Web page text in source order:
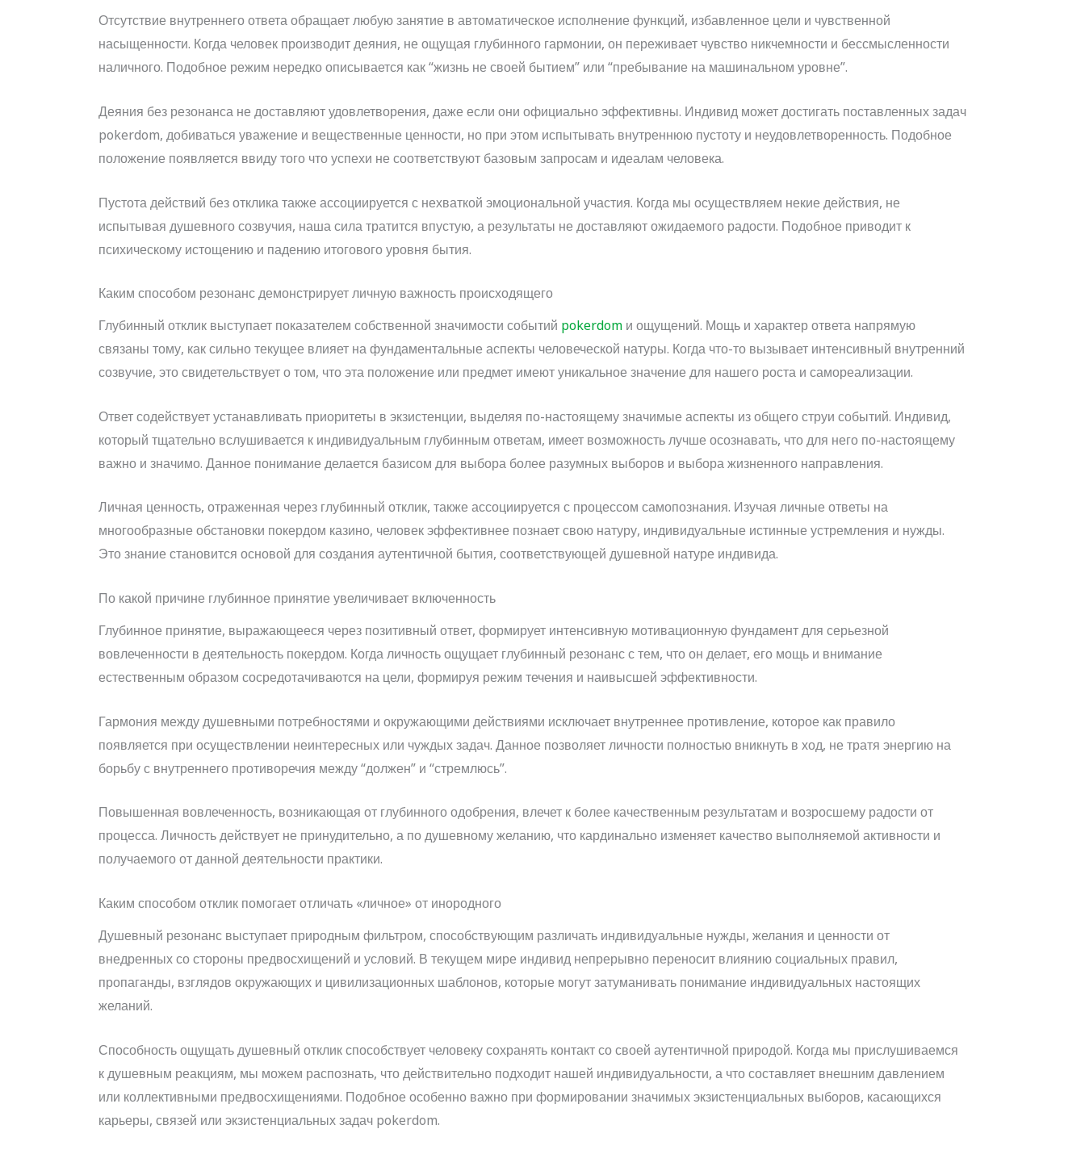
Отсутствие внутреннего ответа обращает любую занятие в автоматическое исполнение функций, избавленное цели и чувственной
насыщенности. Когда человек производит деяния, не ощущая глубинного гармонии, он переживает чувство никчемности и бессмысленности
наличного. Подобное режим нередко описывается как “жизнь не своей бытием” или “пребывание на машинальном уровне”.
Деяния без резонанса не доставляют удовлетворения, даже если они официально эффективны. Индивид может достигать поставленных задач
pokerdom, добиваться уважение и вещественные ценности, но при этом испытывать внутреннюю пустоту и неудовлетворенность. Подобное
положение появляется ввиду того что успехи не соответствуют базовым запросам и идеалам человека.
Пустота действий без отклика также ассоциируется с нехваткой эмоциональной участия. Когда мы осуществляем некие действия, не
испытывая душевного созвучия, наша сила тратится впустую, а результаты не доставляют ожидаемого радости. Подобное приводит к
психическому истощению и падению итогового уровня бытия.
Каким способом резонанс демонстрирует личную важность происходящего
Глубинный отклик выступает показателем собственной значимости событий pokerdom и ощущений. Мощь и характер ответа напрямую
связаны тому, как сильно текущее влияет на фундаментальные аспекты человеческой натуры. Когда что-то вызывает интенсивный внутренний
созвучие, это свидетельствует о том, что эта положение или предмет имеют уникальное значение для нашего роста и самореализации.
Ответ содействует устанавливать приоритеты в экзистенции, выделяя по-настоящему значимые аспекты из общего струи событий. Индивид,
который тщательно вслушивается к индивидуальным глубинным ответам, имеет возможность лучше осознавать, что для него по-настоящему
важно и значимо. Данное понимание делается базисом для выбора более разумных выборов и выбора жизненного направления.
Личная ценность, отраженная через глубинный отклик, также ассоциируется с процессом самопознания. Изучая личные ответы на
многообразные обстановки покердом казино, человек эффективнее познает свою натуру, индивидуальные истинные устремления и нужды.
Это знание становится основой для создания аутентичной бытия, соответствующей душевной натуре индивида.
По какой причине глубинное принятие увеличивает включенность
Глубинное принятие, выражающееся через позитивный ответ, формирует интенсивную мотивационную фундамент для серьезной
вовлеченности в деятельность покердом. Когда личность ощущает глубинный резонанс с тем, что он делает, его мощь и внимание
естественным образом сосредотачиваются на цели, формируя режим течения и наивысшей эффективности.
Гармония между душевными потребностями и окружающими действиями исключает внутреннее противление, которое как правило
появляется при осуществлении неинтересных или чуждых задач. Данное позволяет личности полностью вникнуть в ход, не тратя энергию на
борьбу с внутреннего противоречия между “должен” и “стремлюсь”.
Повышенная вовлеченность, возникающая от глубинного одобрения, влечет к более качественным результатам и возросшему радости от
процесса. Личность действует не принудительно, а по душевному желанию, что кардинально изменяет качество выполняемой активности и
получаемого от данной деятельности практики.
Каким способом отклик помогает отличать «личное» от инородного
Душевный резонанс выступает природным фильтром, способствующим различать индивидуальные нужды, желания и ценности от
внедренных со стороны предвосхищений и условий. В текущем мире индивид непрерывно переносит влиянию социальных правил,
пропаганды, взглядов окружающих и цивилизационных шаблонов, которые могут затуманивать понимание индивидуальных настоящих
желаний.
Способность ощущать душевный отклик способствует человеку сохранять контакт со своей аутентичной природой. Когда мы прислушиваемся
к душевным реакциям, мы можем распознать, что действительно подходит нашей индивидуальности, а что составляет внешним давлением
или коллективными предвосхищениями. Подобное особенно важно при формировании значимых экзистенциальных выборов, касающихся
карьеры, связей или экзистенциальных задач pokerdom.